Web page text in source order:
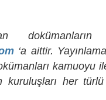
‘a aittir.
kamuoyu
her